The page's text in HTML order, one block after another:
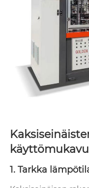
1. Tarkka